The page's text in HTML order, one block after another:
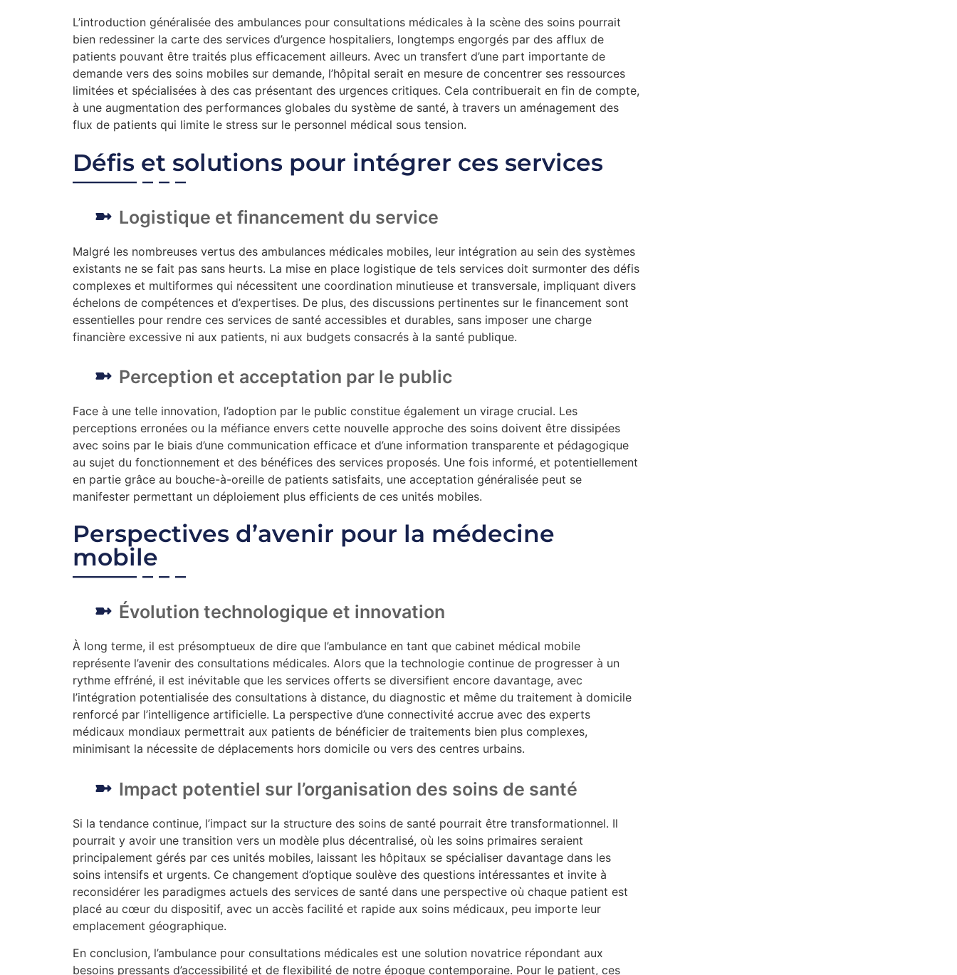
L’introduction généralisée des ambulances pour consultations médicales à la scène des soins pourrait
bien redessiner la carte des services d’urgence hospitaliers, longtemps engorgés par des afflux de
patients pouvant être traités plus efficacement ailleurs. Avec un transfert d’une part importante de
demande vers des soins mobiles sur demande, l’hôpital serait en mesure de concentrer ses ressources
limitées et spécialisées à des cas présentant des urgences critiques. Cela contribuerait en fin de compte,
à une augmentation des performances globales du système de santé, à travers un aménagement des
flux de patients qui limite le stress sur le personnel médical sous tension.
Défis et solutions pour intégrer ces services
Logistique et financement du service
Malgré les nombreuses vertus des ambulances médicales mobiles, leur intégration au sein des systèmes
existants ne se fait pas sans heurts. La mise en place logistique de tels services doit surmonter des défis
complexes et multiformes qui nécessitent une coordination minutieuse et transversale, impliquant divers
échelons de compétences et d’expertises. De plus, des discussions pertinentes sur le financement sont
essentielles pour rendre ces services de santé accessibles et durables, sans imposer une charge
financière excessive ni aux patients, ni aux budgets consacrés à la santé publique.
Perception et acceptation par le public
Face à une telle innovation, l’adoption par le public constitue également un virage crucial. Les
perceptions erronées ou la méfiance envers cette nouvelle approche des soins doivent être dissipées
avec soins par le biais d’une communication efficace et d’une information transparente et pédagogique
au sujet du fonctionnement et des bénéfices des services proposés. Une fois informé, et potentiellement
en partie grâce au bouche-à-oreille de patients satisfaits, une acceptation généralisée peut se
manifester permettant un déploiement plus efficients de ces unités mobiles.
Perspectives d’avenir pour la médecine
mobile
Évolution technologique et innovation
À long terme, il est présomptueux de dire que l’ambulance en tant que cabinet médical mobile
représente l’avenir des consultations médicales. Alors que la technologie continue de progresser à un
rythme effréné, il est inévitable que les services offerts se diversifient encore davantage, avec
l’intégration potentialisée des consultations à distance, du diagnostic et même du traitement à domicile
renforcé par l’intelligence artificielle. La perspective d’une connectivité accrue avec des experts
médicaux mondiaux permettrait aux patients de bénéficier de traitements bien plus complexes,
minimisant la nécessite de déplacements hors domicile ou vers des centres urbains.
Impact potentiel sur l’organisation des soins de santé
Si la tendance continue, l’impact sur la structure des soins de santé pourrait être transformationnel. Il
pourrait y avoir une transition vers un modèle plus décentralisé, où les soins primaires seraient
principalement gérés par ces unités mobiles, laissant les hôpitaux se spécialiser davantage dans les
soins intensifs et urgents. Ce changement d’optique soulève des questions intéressantes et invite à
reconsidérer les paradigmes actuels des services de santé dans une perspective où chaque patient est
placé au cœur du dispositif, avec un accès facilité et rapide aux soins médicaux, peu importe leur
emplacement géographique.
En conclusion, l’ambulance pour consultations médicales est une solution novatrice répondant aux
besoins pressants d’accessibilité et de flexibilité de notre époque contemporaine. Pour le patient, ces